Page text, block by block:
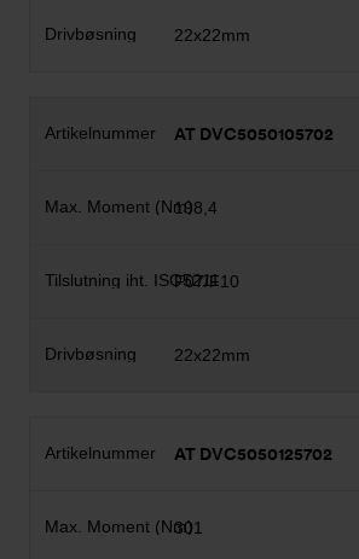
22x22mm
AT DVC5050105702
198,4
F07/F10
22x22mm
AT DVC5050125702
301